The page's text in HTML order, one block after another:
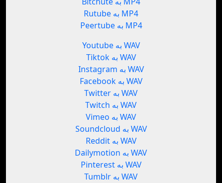
Rutube به MP4
Peertube به MP4
Youtube به WAV
Tiktok به WAV
Instagram به WAV
Facebook به WAV
Twitter به WAV
Twitch به WAV
Vimeo به WAV
Soundcloud به WAV
Reddit به WAV
Dailymotion به WAV
Pinterest به WAV
Tumblr به WAV